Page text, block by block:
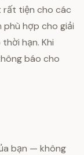
rất tiện cho các
hợp cho giải
hạn. Khi
báo cho
bạn — không